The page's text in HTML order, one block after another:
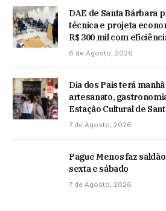
DAE de Santa Bárbara
técnica e projeta
R$ 300 mil com
8 de Agosto, 2026
Dia dos Pais terá
artesanato,
Estação Cultural de
7 de Agosto, 2026
Pague Menos faz
sexta e sábado
7 de Agosto, 2026